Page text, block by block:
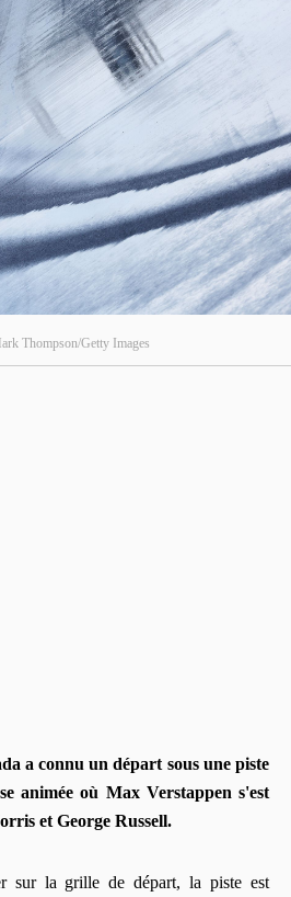
Thompson/Getty Images
a connu un départ sous une piste
animée où Max Verstappen s'est
et George Russell.
sur la grille de départ, la piste est